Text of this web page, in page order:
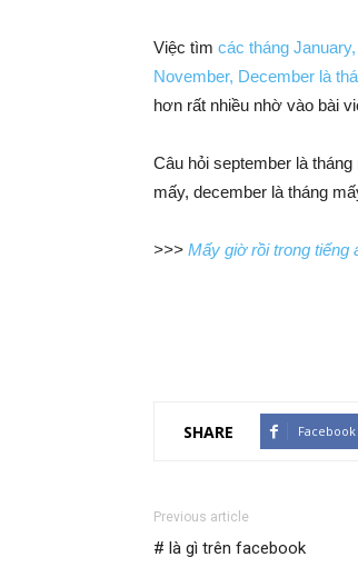
Việc tìm các tháng
November, December là
hơn rất nhiều nhờ vào bài
Câu hỏi september là
mấy, december là tháng
>>> Mấy giờ rồi trong tiếng
SHARE Facebook
Previous article
# là gì trên facebook